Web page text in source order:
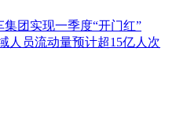
集团实现一季度“开门红”
人员流动量预计超15亿人次